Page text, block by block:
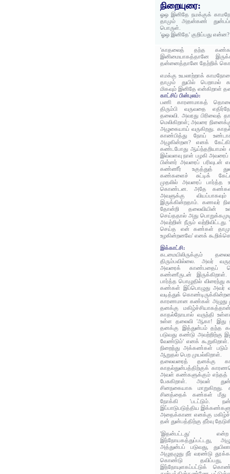
நிறையுரை:
ஓஒ இனிதே நமக்குக்
தாமும் அதன்கண்
பொருள்.
'ஓஒ இனிதே' குறிப்பது என்ன?
'காதலைத் தந்த
இனிமையாகத்தானே
தன்னைத்தானே தேற்றிக்
எமக்கு உயலாற்றாக்
தாமும் துயில் பெறாமல்
மிகவும் இனிதே என்கிறாள்
காட்சிப் பின்புலம்:
பணி காரணமாகத்
திரும்பி வருவதை
தலைவி. அவரது பிரிவைத்
மெலிகிறாள்; அவரை
அழுகையாய் வருகிறது.
காண்பித்து நோய்
அழுகின்றன? எனக்
கண்டபோது ஆய்ந்தறியாமல்
இவ்வளவு நாள் பழகி அவரைப்
பின்னர் அவரைப் பரிவுடன்
கண்ணீர்‌ உகுத்துத்
கண்களைச் சுட்டிக்
முதலில் அவரைப் பார்த்த
கொண்டன. அதே கண்கள்
அவளுக்கு
இருக்கின்றதாம். கணவர்
தோன்றி தலைவியின்
செய்ததால் அது
அவற்றின் நீரும்
செய்த என் கண்கள் தாமும்
உழகின்றனவே' எனக்
இக்காட்சி:
கடமையிலிருக்கும்
திரும்பவில்லை. அவர்‌
அவரைக் காண்பதைப்
கண்ணீருடன் இருக்கிறாள்.
பார்த்த பொழுதில்
கண்கள் இப்பொழுது அவர்
வடித்துக்
காரணமான கண்கள் அழுது
தனக்கு
காதல்நோயால் வருந்தி
உள்ள தலைவி 'ஆகா! இது
தனக்கு இத்துன்பம் தந்த
படுவது கண்டு அவற்றிற்கு
வேண்டும்' எனக்
நிறைந்து அக்கண்கள்
ஆறுதல் பெற முயல்கிறாள்.
தலைவரைத் தனக்கு
காதல்துன்பத்திற்குக்
அவள் கண்களுக்கும் எந்தத்
பேசுகிறாள். அவள்
சினநகையாக
சினத்தைக் கண்கள் மீது
நோக்கி 'படட்டும்.
இப்பாடுபடுத்திய
அதைக்காண எனக்கு
தன் துன்பத்திற்கு தீர்வு
'இதன்பட்டது'
இந்நோயகத்துப்பட்டது,
அத்துன்பப் படுவது,
அழுதழுது நீர் வரண்டு
கொண்டு தவிப்பது,
இந்நோயுளகப்பட்டுக்